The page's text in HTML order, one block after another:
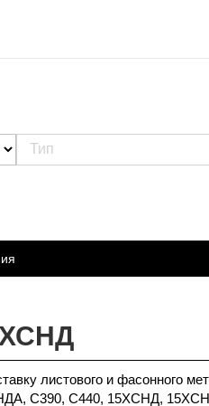
листового и фасонного
С390, С440, 15ХСНД,